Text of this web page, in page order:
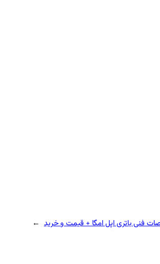
فنی باتری اپل امگا + قیمت و خرید →